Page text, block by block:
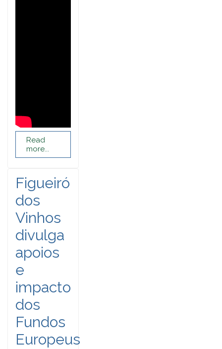
Read
more...
Figueiró
dos
Vinhos
divulga
apoios
e
impacto
dos
Fundos
Europeus